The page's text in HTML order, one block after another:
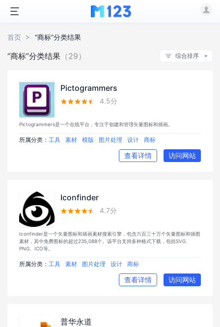
首页 “商标”分类结果
“商标”分类结果 （29） 综合排序
Pictogrammers
 4.5分
Pictogrammers是一个在线平台，专注于创建和管理矢量图标和插画。
所属分类： 工具 素材 模版 图片处理 设计 商标
查看详情 访问网站
Iconfinder
 4.7分
Iconfinder是一个矢量图标和插画素材搜索引擎，包含六百三十万个矢量图标和插图
素材，其中免费图标的超过235,088个。该平台支持多种格式下载，包括SVG、
PNG、ICO等。
所属分类： 工具 素材 图片处理 设计 商标
查看详情 访问网站
普华永道